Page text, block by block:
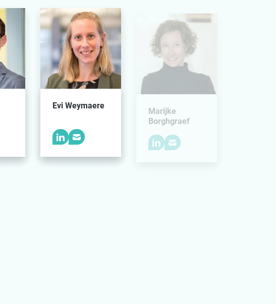
Evi Weymaere
Marijke
Borghgraef